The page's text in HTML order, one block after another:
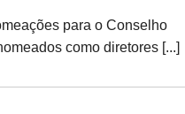
para o Conselho
como diretores [...]